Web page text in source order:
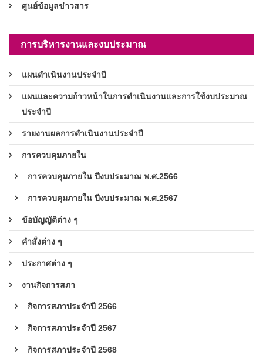
ศูนย์ข้อมูลข่าวสาร
การบริหารงานและงบประมาณ
แผนดำเนินงานประจำปี
แผนและความก้าวหน้าในการดำเนินงานและการใช้งบประมาณ
ประจำปี
รายงานผลการดำเนินงานประจำปี
การควบคุมภายใน
การควบคุมภายใน ปีงบประมาณ พ.ศ.2566
การควบคุมภายใน ปีงบประมาณ พ.ศ.2567
ข้อบัญญัติต่าง ๆ
คำสั่งต่าง ๆ
ประกาศต่าง ๆ
งานกิจการสภา
กิจการสภาประจำปี 2566
กิจการสภาประจำปี 2567
กิจการสภาประจำปี 2568